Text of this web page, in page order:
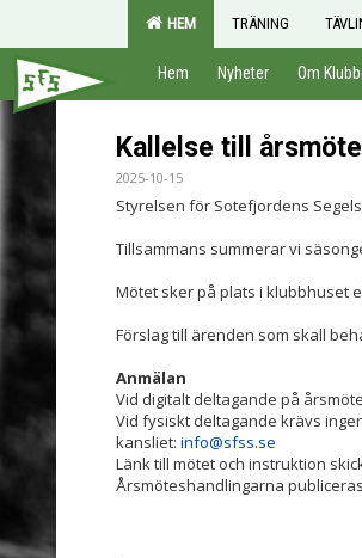
HEM TRÄNING
Hem Nyheter Om
Kallelse till
2025-10-15
Styrelsen för Sotefjordens
Tillsammans summerar vi
Mötet sker på plats i klubbhuset
Förslag till ärenden som skall
Anmälan
Vid digitalt deltagande på
Vid fysiskt deltagande krävs
kansliet: info@sfss.se
Länk till mötet och instruktion
Årsmöteshandlingarna